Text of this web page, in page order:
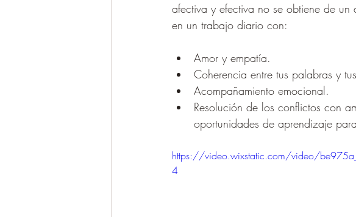
afectiva y efectiva no se obtiene de
en un trabajo diario con:
Amor y empatía.
Coherencia entre tus palabras y
Acompañamiento emocional.
Resolución de los conflictos con
oportunidades de aprendizaje
https://video.wixstatic.com/video/
4